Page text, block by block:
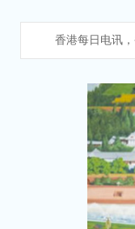
香港每日电讯，